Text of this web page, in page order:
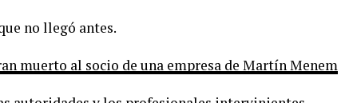
no llegó antes.
muerto al socio de una empresa de Martín Menem